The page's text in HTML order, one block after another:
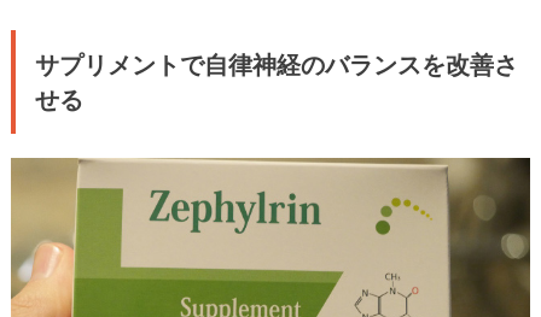
サプリメントで自律神経のバランスを改善さ
せる